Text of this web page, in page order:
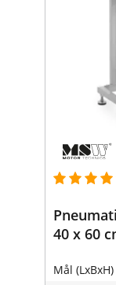
40 x 60
Mål (LxBxH)